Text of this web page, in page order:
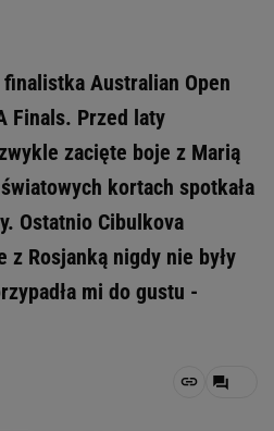
Australian Open
Finals. Przed laty
zacięte boje z Marią
kortach spotkała
Ostatnio Cibulkova
z Rosjanką nigdy nie były
mi do gustu -